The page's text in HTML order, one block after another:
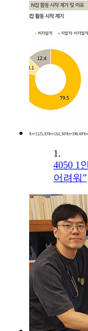
1.
4050 1
어려워”